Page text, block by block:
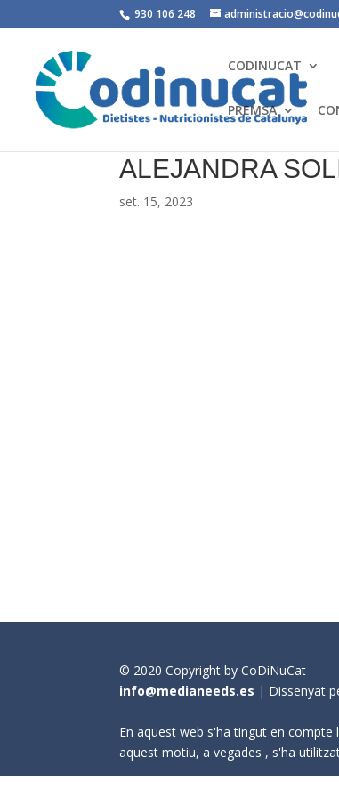
930 106 248
CODINUCAT
PREMSA
ALEJANDRA
set. 15, 2023
© 2020 Copyright by CoDiNuCat
info@medianeeds.es | Dissenyat
En aquest web s'ha tingut en
aquest motiu, a vegades , s'ha